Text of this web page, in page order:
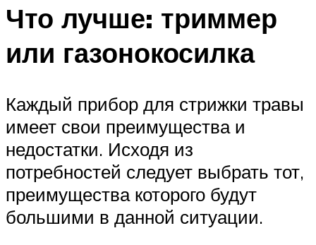
Что лучше: триммер
или газонокосилка
Каждый прибор для стрижки травы
имеет свои преимущества и
недостатки. Исходя из
потребностей следует выбрать тот,
преимущества которого будут
большими в данной ситуации.